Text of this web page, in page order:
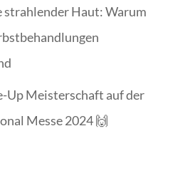
strahlender Haut: Warum
Up Meisterschaft auf der
Messe 2024 🙌